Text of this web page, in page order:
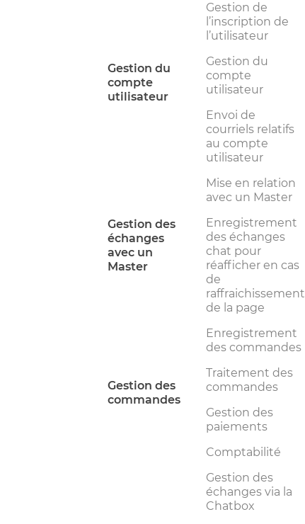
Gestion du
compte
utilisateur
Gestion de
l’inscription de
l’utilisateur
Gestion du
compte
utilisateur
Envoi de
courriels relatifs
au compte
utilisateur
Gestion des
échanges
avec un
Master
Mise en relation
avec un Master
Enregistrement
des échanges
chat pour
réafficher en cas
de
raffraichissement
de la page
Gestion des
commandes
Enregistrement
des commandes
Traitement des
commandes
Gestion des
paiements
Comptabilité
Gestion des
échanges via la
Chatbox